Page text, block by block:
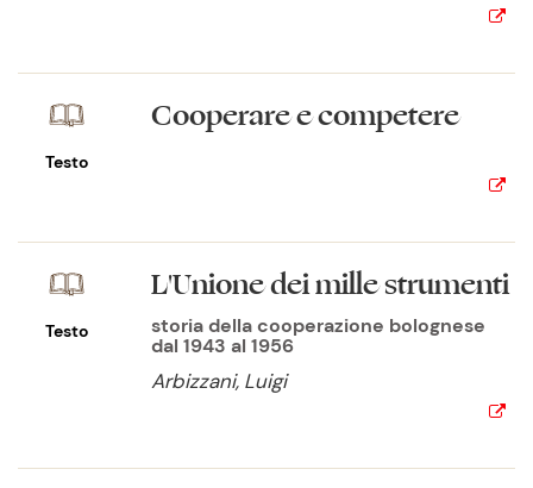
Testo
Cooperare e competere
Testo
L'Unione dei mille strumenti
storia della cooperazione bolognese
dal 1943 al 1956
Arbizzani, Luigi